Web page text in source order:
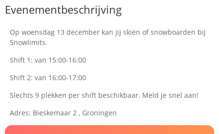
Evenementbeschrijving
Op woensdag 13 december kan jij skiën of snowboarden bij
Snowlimits.
Shift 1: van 15:00-16:00
Shift 2: van 16:00-17:00
Slechts 9 plekken per shift beschikbaar. Meld je snel aan!
Adres: Bieskemaar 2 , Groningen